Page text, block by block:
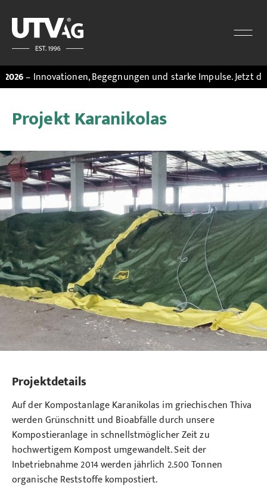
Innovationen, Begegnungen und starke Impulse. Jetzt den
Projekt Karanikolas
Projektdetails
Auf der Kompostanlage Karanikolas im griechischen Thiva
werden Grünschnitt und Bioabfälle durch unsere
Kompostieranlage in schnellstmöglicher Zeit zu
hochwertigem Kompost umgewandelt. Seit der
Inbetriebnahme 2014 werden jährlich 2.500 Tonnen
organische Reststoffe kompostiert.